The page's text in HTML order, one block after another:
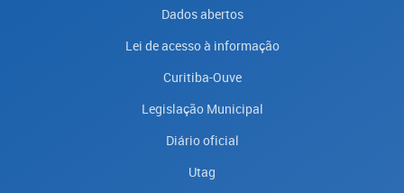
Dados abertos
Lei de acesso à informação
Curitiba-Ouve
Legislação Municipal
Diário oficial
Utag